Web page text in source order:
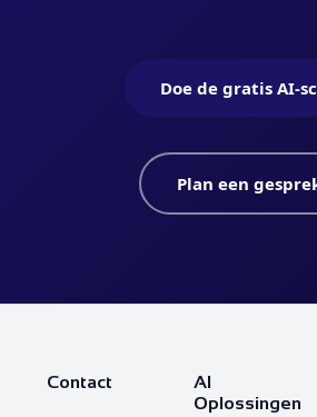
Doe de gratis AI-
Plan een
Contact
AI
Oplossingen